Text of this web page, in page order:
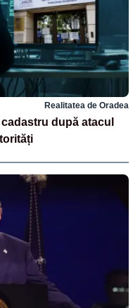
Realitatea de Oradea
după atacul